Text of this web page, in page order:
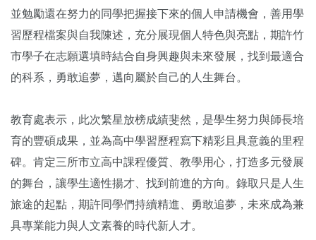
並勉勵還在努力的同學把握接下來的個人申請機會，善用學
習歷程檔案與自我陳述，充分展現個人特色與亮點，期許竹
市學子在志願選填時結合自身興趣與未來發展，找到最適合
的科系，勇敢追夢，邁向屬於自己的人生舞台。
教育處表示，此次繁星放榜成績斐然，是學生努力與師長培
育的豐碩成果，並為高中學習歷程寫下精彩且具意義的里程
碑。肯定三所市立高中課程優質、教學用心，打造多元發展
的舞台，讓學生適性揚才、找到前進的方向。錄取只是人生
旅途的起點，期許同學們持續精進、勇敢追夢，未來成為兼
具專業能力與人文素養的時代新人才。